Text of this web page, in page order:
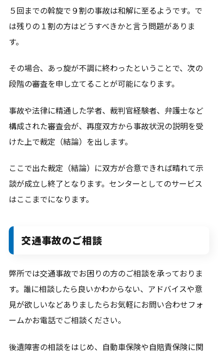
５回までの斡旋で９割の事故は和解に至るようです。で
は残りの１割の方はどうすべきかと言う問題がありま
す。
その場合、あっ旋が不調に終わったということで、次の
段階の審査を申し立てることが可能になります。
事故や法律に精通した学者、裁判官経験者、弁護士など
構成された審査会が、再度双方から事故状況の説明を受
けた上で裁定（結論）を出します。
ここで出た裁定（結論）に双方が合意できれば晴れて示
談が成立し終了となります。センターとしてのサービス
はここまでになります。
交通事故のご相談
弊所では交通事故でお困りの方のご相談を承っておりま
す。誰に相談したら良いかわからない、アドバイスや意
見が欲しいなどありましたらお気軽にお問い合わせフォ
ームかお電話でご相談ください。
後遺障害の相談をはじめ、自動車保険や自賠責保険に関